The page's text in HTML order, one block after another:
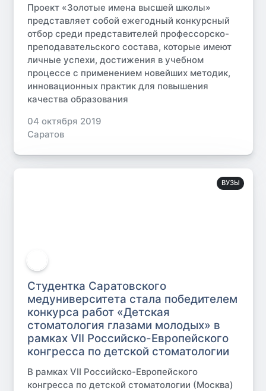
Проект «Золотые имена высшей школы»
представляет собой ежегодный конкурсный
отбор среди представителей профессорско-
преподавательского состава, которые имеют
личные успехи, достижения в учебном
процессе с применением новейших методик,
инновационных практик для повышения
качества образования
04 октября 2019
Саратов
ВУЗЫ
Студентка Саратовского
медуниверситета стала победителем
конкурса работ «Детская
стоматология глазами молодых» в
рамках VII Российско-Европейского
конгресса по детской стоматологии
В рамках VII Российско-Европейского
конгресса по детской стоматологии (Москва)